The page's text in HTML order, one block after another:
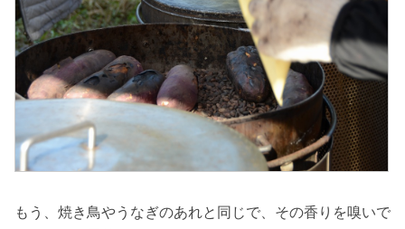
もう、焼き鳥やうなぎのあれと同じで、その香りを嗅いで